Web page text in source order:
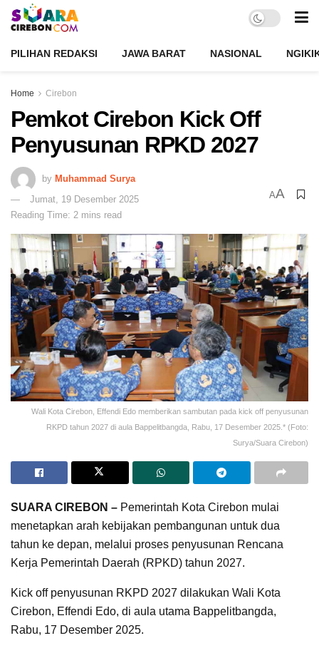
PILIHAN REDAKSI JAWA BARAT NASIONAL
Home Cirebon
Pemkot Cirebon Kick Off
Penyusunan RPKD 2027
by Muhammad Surya
Jumat, 19 Desember 2025
Reading Time: 2 mins read
AA
Wali Kota Cirebon, Effendi Edo memberikan sambutan pada kick off penyusunan
RKPD tahun 2027 di aula Bappelitbangda, Rabu, 17 Desember 2025.* (Foto:
Surya/Suara Cirebon)
SUARA CIREBON – Pemerintah Kota Cirebon mulai
menetapkan arah kebijakan pembangunan untuk dua
tahun ke depan, melalui proses penyusunan Rencana
Kerja Pemerintah Daerah (RPKD) tahun 2027.
Kick off penyusunan RKPD 2027 dilakukan Wali Kota
Cirebon, Effendi Edo, di aula utama Bappelitbangda,
Rabu, 17 Desember 2025.